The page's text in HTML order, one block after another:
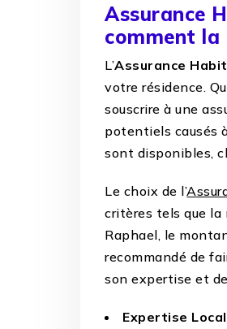
Assurance
comment la
L’Assurance
votre résidence.
souscrire à une
potentiels causés
sont disponibles,
Le choix de l’
critères tels que
Raphael, le
recommandé de
son expertise et
Expertise